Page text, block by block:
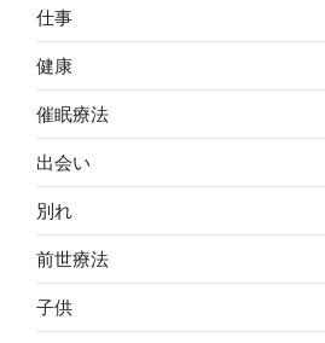
仕事
健康
催眠療法
出会い
別れ
前世療法
子供